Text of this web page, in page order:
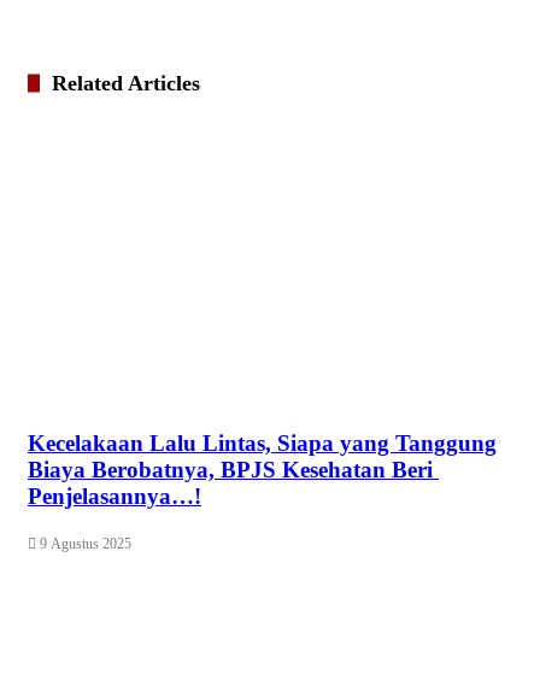
Related Articles
Kecelakaan Lalu Lintas, Siapa yang Tanggung
Biaya Berobatnya, BPJS Kesehatan Beri
Penjelasannya…!
9 Agustus 2025